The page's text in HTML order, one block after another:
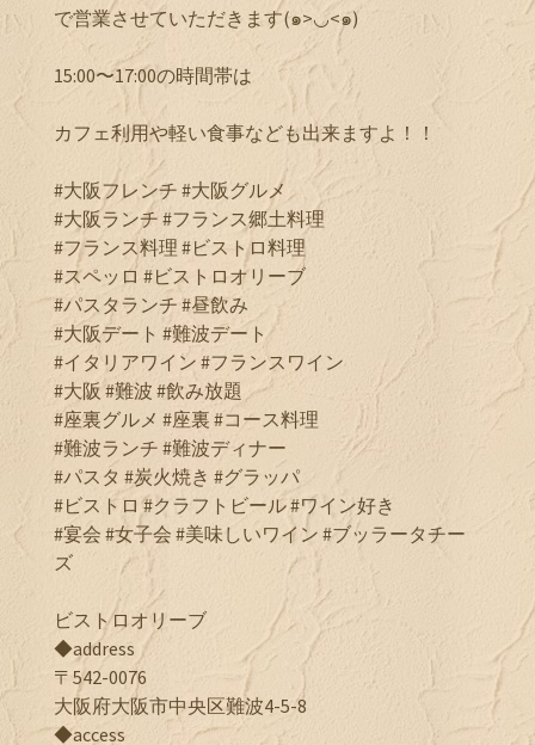
で営業させていただきます(๑>◡<๑)
15:00〜17:00の時間帯は
カフェ利用や軽い食事なども出来ますよ！！
#大阪フレンチ #大阪グルメ
#大阪ランチ #フランス郷土料理
#フランス料理 #ビストロ料理
#スペッロ #ビストロオリーブ
#パスタランチ #昼飲み
#大阪デート #難波デート
#イタリアワイン #フランスワイン
#大阪 #難波 #飲み放題
#座裏グルメ #座裏 #コース料理
#難波ランチ #難波ディナー
#パスタ #炭火焼き #グラッパ
#ビストロ #クラフトビール #ワイン好き
#宴会 #女子会 #美味しいワイン #ブッラータチー
ズ
ビストロオリーブ
◆address
〒542-0076
大阪府大阪市中央区難波4-5-8
◆access